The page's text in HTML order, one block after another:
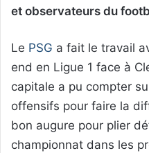
et observateurs du
Le PSG a fait le travail
end en Ligue 1 face à
capitale a pu compter
offensifs pour faire la
bon augure pour plier
championnat dans les